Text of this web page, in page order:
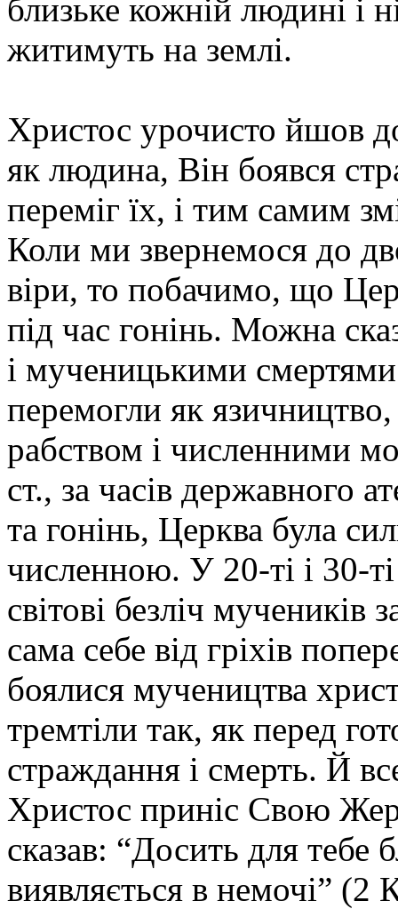
близьке кожній людині і
житимуть на землі.
Христос урочисто йшов
як людина, Він боявся
переміг їх, і тим самим
Коли ми звернемося до
віри, то побачимо, що
під час гонінь. Можна
і мученицькими
перемогли як язичництво,
рабством і численними
ст., за часів державного
та гонінь, Церква була
численною. У 20-ті і 30-
світові безліч мучеників
сама себе від гріхів
боялися мучеництва
тремтіли так, як перед
страждання і смерть. Й
Христос приніс Свою
сказав: “Досить для тебе
виявляється в немочі” (2